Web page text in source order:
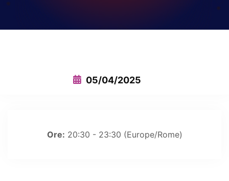
05/04/2025
Ore: 20:30 - 23:30 (Europe/Rome)